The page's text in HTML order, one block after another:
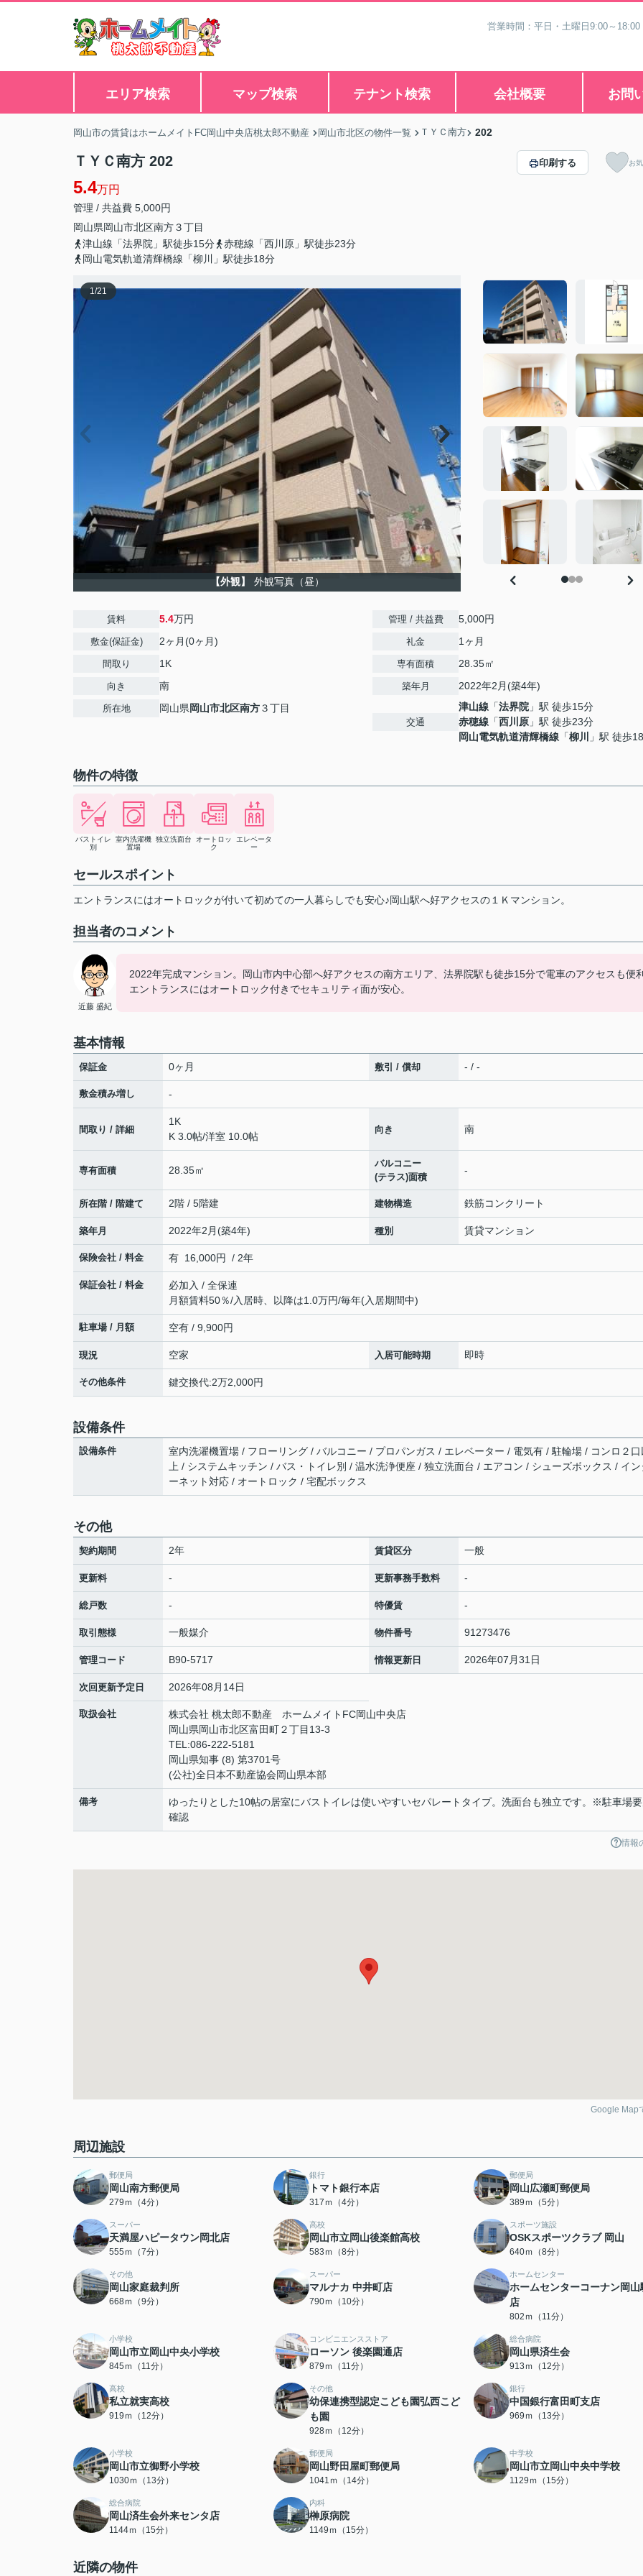
営業時間：平日・土曜日9:00～
エリア検索 マップ検索 テナント検索 会社概要 お問
岡山市の賃貸はホームメイトFC岡山中央店桃太郎不動産 岡山市北区の物件一覧 ＴＹＣ南方 202
ＴＹＣ南方 202
5.4万円
管理 / 共益費 5,000円
岡山県岡山市北区南方３丁目
津山線「法界院」駅徒歩15分
赤穂線「西川原」駅徒歩23分
岡山電気軌道清輝橋線「柳川」駅徒歩18分
印刷する お
1/21
【外観】 外観写真（昼）
賃料 5.4万円
敷金(保証金) 2ヶ月(0ヶ月)
間取り 1K
向き 南
所在地 岡山県岡山市北区南方３丁目
管理 / 共益費 5,000円
礼金 1ヶ月
専有面積 28.35㎡
築年月 2022年2月(築4年)
交通
津山線 「法界院 」駅 徒歩15分
赤穂線 「西川原 」駅 徒歩23分
岡山電気軌道清輝橋線 「柳川 」駅 徒歩
物件の特徴
バストイレ
別
室内洗濯機
置場
独立洗面台
オートロッ
ク
エレベータ
ー
セールスポイント
エントランスにはオートロックが付いて初めての一人暮らしでも安心♪岡山駅へ好アクセスの１Ｋマンション。
担当者のコメント
近藤 盛紀
2022年完成マンション。岡山市内中心部へ好アクセスの南方エリア、法界院駅も徒歩15分で電車のアクセスも便
エントランスにはオートロック付きでセキュリティ面が安心。
基本情報
保証金 0ヶ月 敷引 / 償却 - / -
敷金積み増し -
間取り / 詳細
1K
K 3.0帖/洋室 10.0帖
向き 南
専有面積 28.35㎡
バルコニー
(テラス)面積
-
所在階 / 階建て 2階 / 5階建 建物構造 鉄筋コンクリート
築年月 2022年2月(築4年) 種別 賃貸マンション
保険会社 / 料金 有 16,000円 / 2年
保証会社 / 料金
必加入 / 全保連
月額賃料50％/入居時、以降は1.0万円/毎年(入居期間中)
駐車場 / 月額 空有 / 9,900円
現況 空家 入居可能時期 即時
その他条件 鍵交換代:2万2,000円
設備条件
設備条件
室内洗濯機置場 / フローリング / バルコニー / プロパンガス / エレベーター / 電気有 / 駐輪場 / コンロ２口
上 / システムキッチン / バス・トイレ別 / 温水洗浄便座 / 独立洗面台 / エアコン / シューズボックス / イン
ーネット対応 / オートロック / 宅配ボックス
その他
契約期間 2年 賃貸区分 一般
更新料 - 更新事務手数料 -
総戸数 - 特優賃 -
取引態様 一般媒介 物件番号 91273476
管理コード B90-5717 情報更新日 2026年07月31日
次回更新予定日 2026年08月14日
取扱会社
株式会社 桃太郎不動産 ホームメイトFC岡山中央店
岡山県岡山市北区富田町２丁目13-3
TEL:086-222-5181
岡山県知事 (8) 第3701号
(公社)全日本不動産協会岡山県本部
備考
ゆったりとした10帖の居室にバストイレは使いやすいセパレートタイプ。洗面台も独立です。※駐車場
確認
情報
Google Map
周辺施設
郵便局
岡山南方郵便局
279ｍ（4分）
銀行
トマト銀行本店
317ｍ（4分）
郵便局
岡山広瀬町郵便局
389ｍ（5分）
スーパー
天満屋ハピータウン岡北店
555ｍ（7分）
高校
岡山市立岡山後楽館高校
583ｍ（8分）
スポーツ施設
OSKスポーツクラブ 岡山
640ｍ（8分）
その他
岡山家庭裁判所
668ｍ（9分）
スーパー
マルナカ 中井町店
790ｍ（10分）
ホームセンター
ホームセンターコーナン岡山
店
802ｍ（11分）
小学校
岡山市立岡山中央小学校
845ｍ（11分）
コンビニエンスストア
ローソン 後楽園通店
879ｍ（11分）
総合病院
岡山県済生会
913ｍ（12分）
高校
私立就実高校
919ｍ（12分）
その他
幼保連携型認定こども園弘西こど
も園
928ｍ（12分）
銀行
中国銀行富田町支店
969ｍ（13分）
小学校
岡山市立御野小学校
1030ｍ（13分）
郵便局
岡山野田屋町郵便局
1041ｍ（14分）
中学校
岡山市立岡山中央中学校
1129ｍ（15分）
総合病院
岡山済生会外来センタ店
1144ｍ（15分）
内科
榊原病院
1149ｍ（15分）
近隣の物件